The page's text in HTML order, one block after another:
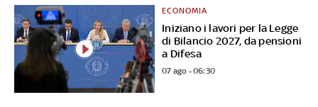
Iniziano i lavori per la Legge
di Bilancio 2027, da pensioni
a Difesa
ECONOMIA
07 ago - 06:30